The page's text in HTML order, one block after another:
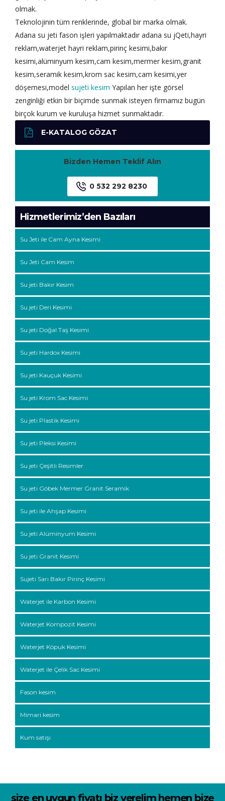
olmak.
Teknolojinin tüm renklerinde, global bir marka olmak.
Adana su jeti fason işleri yapılmaktadır adana su jQeti,hayri
reklam,waterjet hayri reklam,pirinç kesimi,bakır
kesimi,alüminyum kesim,cam kesim,mermer kesim,granit
kesim,seramik kesim,krom sac kesim,cam kesimi,yer
döşemesi,model sujeti kesim Yapılan her işte görsel
zenginliği etkin bir biçimde sunmak isteyen firmamız bugün
birçok kurum ve kuruluşa hizmet sunmaktadır.
E-KATALOG GÖZAT
Bizden Hemen Teklif Alın
0 532 292 8230
Hizmetlerimiz’den Bazıları
Su Jeti ile Cam Ayna Kesimi
Su Jeti Cam Kesim
Su jeti Bakır Kesim
Su jeti Deri Kesimi
Su jeti Doğal Taş Kesimi
Su jeti Hardox Kesimi
Su jeti Kauçuk Kesimi
Su jeti Krom Sac Kesimi
Su jeti Plastik Kesimi
Su jeti Pleksi Kesimi
Su jeti Çeşitli Resimler
Su jeti Göbek Mermer Granit Seramik
Su jeti ile Ahşap Kesimi
Su jeti Alüminyum Kesimi
Su jeti Granit Kesimi
Sujeti Sarı Bakır Pirinç Kesimi
Waterjet ile Karbon Kesimi
Waterjet Kompozit Kesimi
Waterjet Köpuk Kesimi
Waterjet ile Çelik Sac Kesimi
Fason kesim
Mimari kesim
Kum satışı
size en uygun fiyatı biz verelim hemen bize